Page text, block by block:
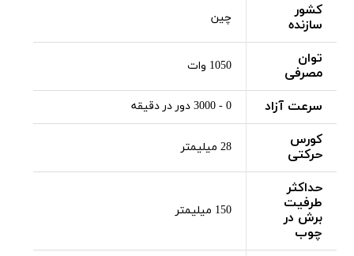
کشور
سازنده
چین
توان
مصرفی
1050 وات
سرعت آزاد 0 - 3000 دور در دقیقه
کورس
حرکتی
28 میلیمتر
حداکثر
طرفیت
برش در
چوب
150 میلیمتر